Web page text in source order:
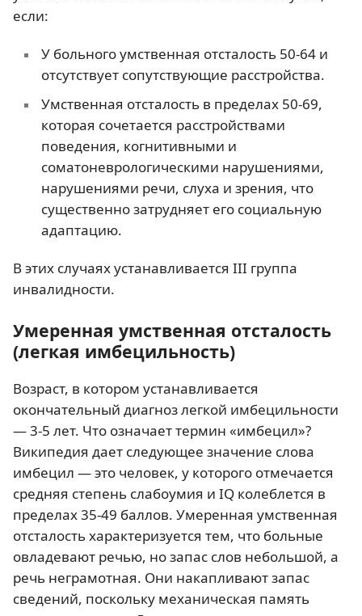
если:
У больного умственная отсталость 50-64 и
отсутствует сопутствующие расстройства.
Умственная отсталость в пределах 50-69,
которая сочетается расстройствами
поведения, когнитивными и
соматоневрологическими нарушениями,
нарушениями речи, слуха и зрения, что
существенно затрудняет его социальную
адаптацию.
В этих случаях устанавливается III группа
инвалидности.
Умеренная умственная отсталость
(легкая имбецильность)
Возраст, в котором устанавливается
окончательный диагноз легкой имбецильности
— 3-5 лет. Что означает термин «имбецил»?
Википедия дает следующее значение слова
имбецил — это человек, у которого отмечается
средняя степень слабоумия и IQ колеблется в
пределах 35-49 баллов. Умеренная умственная
отсталость характеризуется тем, что больные
овладевают речью, но запас слов небольшой, а
речь неграмотная. Они накапливают запас
сведений, поскольку механическая память